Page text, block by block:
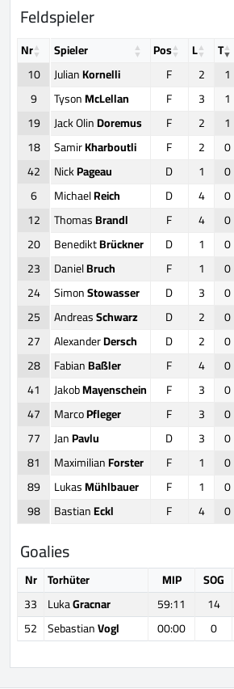
Feldspieler
Nr Spieler Pos L T
10
JulianKornelli F 2 1
9
TysonMcLellan F 3 1
19
Jack OlinDoremus F 2 1
18
SamirKharboutli F 2 0
42
NickPageau D 1 0
6
MichaelReich D 4 0
12
ThomasBrandl F 4 0
20
BenediktBrückner D 1 0
23
DanielBruch F 1 0
24
SimonStowasser D 3 0
25
AndreasSchwarz D 2 0
27
AlexanderDersch D 2 0
28
FabianBaßler F 4 0
41
JakobMayenschein F 3 0
47
MarcoPfleger F 3 0
77
JanPavlu D 3 0
81
MaximilianForster F 1 0
89
LukasMühlbauer F 1 0
98
BastianEckl F 4 0
Goalies
Nr Torhüter MIP SOG
33 LukaGracnar 59:11 14
52 SebastianVogl 00:00 0